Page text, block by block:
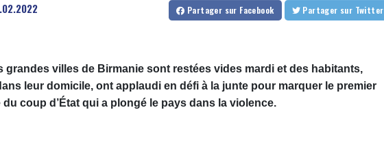
Partager sur Facebook Partager sur Twitter
grandes villes de Birmanie sont restées vides mardi et des habitants,
leur domicile, ont applaudi en défi à la junte pour marquer le premier
coup d’État qui a plongé le pays dans la violence.